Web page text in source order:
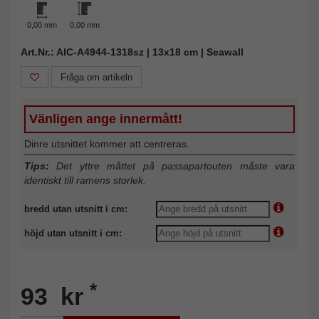
0,00 mm 0,00 mm
Art.Nr.: AIC-A4944-1318sz | 13x18 cm | Seawall
Fråga om artikeln
Vänligen ange innermått!
Dinre utsnittet kommer att centreras.
Tips: Det yttre måttet på passapartouten måste vara
identiskt till ramens storlek.
bredd utan utsnitt i cm:
höjd utan utsnitt i cm:
93 kr *